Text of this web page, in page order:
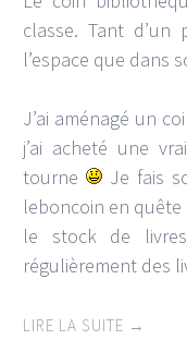
classe. Tant
l’espace que dans
J’ai aménagé un
j’ai acheté une
tourne
Je fais
leboncoin en
le stock de
régulièrement des
LIRE LA SUITE →